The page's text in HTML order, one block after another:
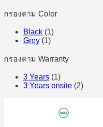
กรองตาม Color
Black (1)
Grey (1)
กรองตาม Warranty
3 Years (1)
3 Years onsite (2)